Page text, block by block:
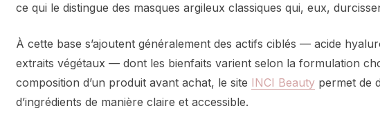
ce qui le distingue des masques argileux classiques qui, eux,
À cette base s’ajoutent généralement des actifs ciblés — acide
extraits végétaux — dont les bienfaits varient selon la formulation
composition d’un produit avant achat, le site INCI Beauty permet de
d’ingrédients de manière claire et accessible.